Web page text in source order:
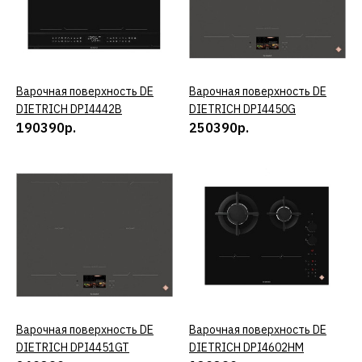
Варочная поверхность DE
160390р.
ДОБАВИТЬ К СРАВНЕНИЮ
ДОБАВИТЬ В ПОЖЕЛАНИЯ
Варочная поверхность DE
180390р.
КУПИТЬ
Варочная поверхность DE
DIETRICH DPI4442B
190390р.
КУПИТЬ
Варочная поверхность DE
DIETRICH DPI4450G
250390р.
КУПИТЬ
Варочная поверхность DE
DIETRICH DPI4451GT
КУПИТЬ
Варочная поверхность DE
DIETRICH DPI4602HM